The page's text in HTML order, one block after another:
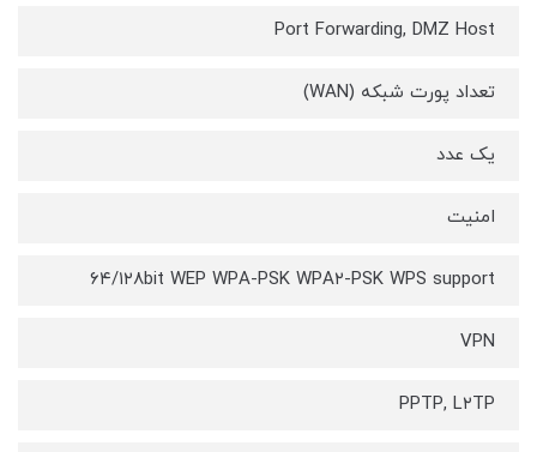
Port Forwarding, DMZ Host
تعداد پورت شبکه (WAN)
یک عدد
امنیت
۶۴/۱۲۸bit WEP WPA-PSK WPA۲-PSK WPS support
VPN
PPTP, L۲TP